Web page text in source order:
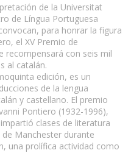
de la Universitat
de Língua Portuguesa
para honrar la figura
el XV Premio de
recompensará con seis mil
al catalán.
edición, es un
de la lengua
y castellano. El premio
Pontiero (1932-1996),
clases de literatura
Manchester durante
una prolífica actividad como